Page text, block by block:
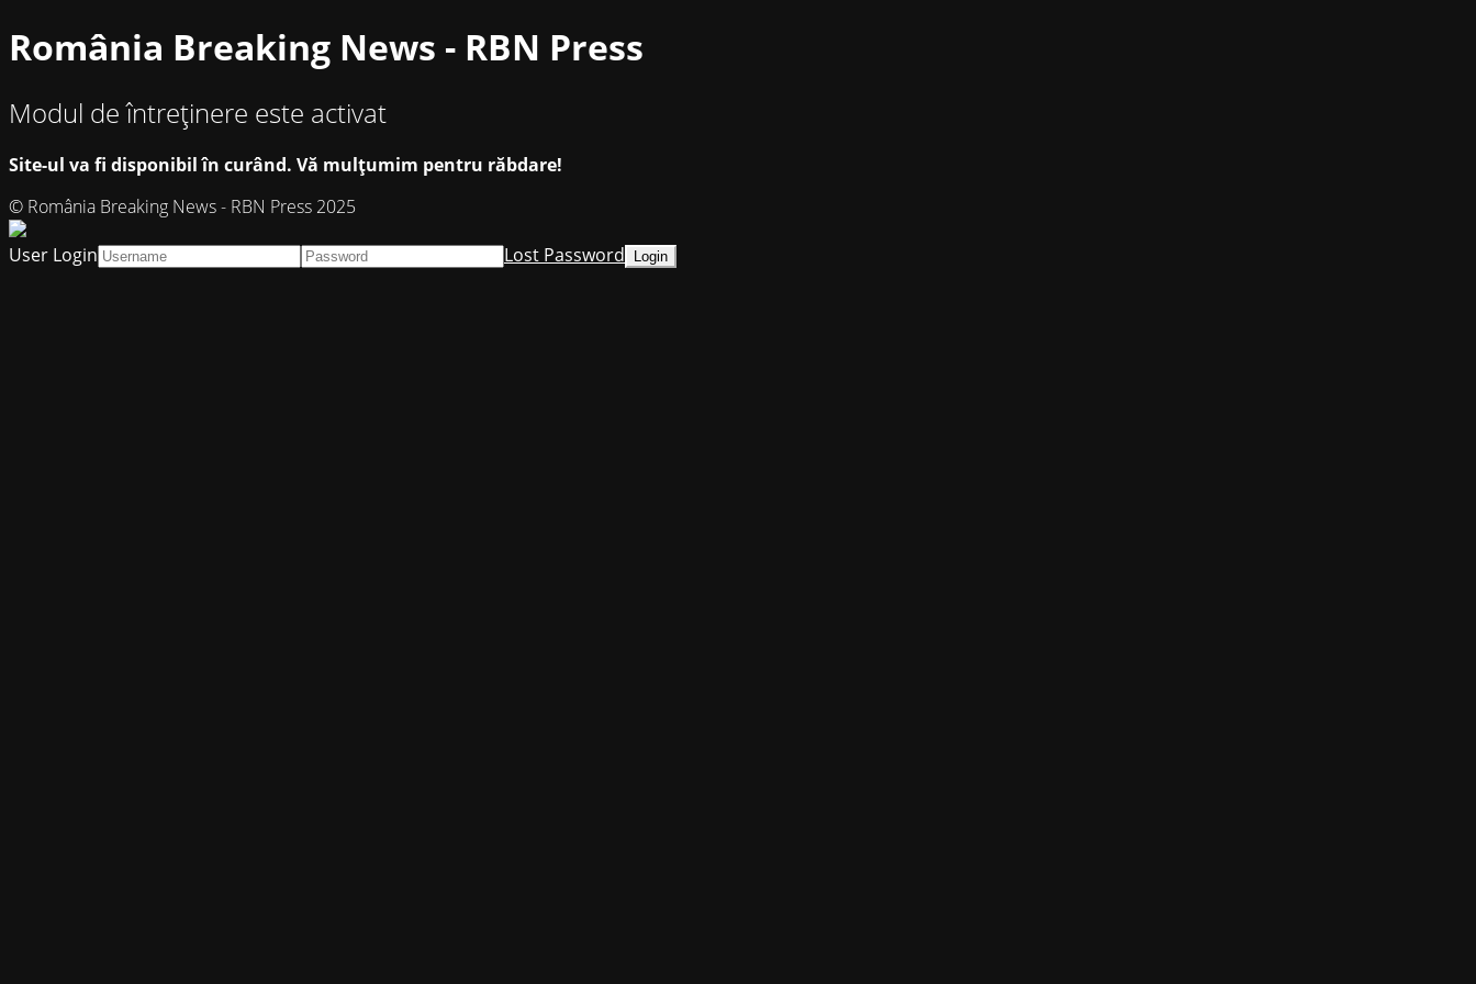
România Breaking News - RBN Press
Modul de întreținere este activat
Site-ul va fi disponibil în curând. Vă mulțumim pentru răbdare!
© România Breaking News - RBN Press 2025
User Login
Lost Password